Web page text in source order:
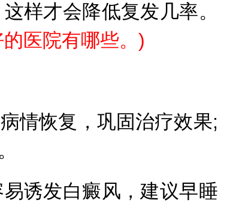
样才会降低复发几率。
医院有哪些。)
情恢复，巩固治疗效果;
诱发白癜风，建议早睡